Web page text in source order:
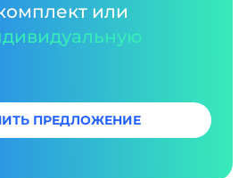
или
ПРЕДЛОЖЕНИЕ